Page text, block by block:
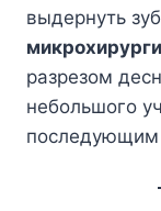
выдернуть
разрезом
небольшого